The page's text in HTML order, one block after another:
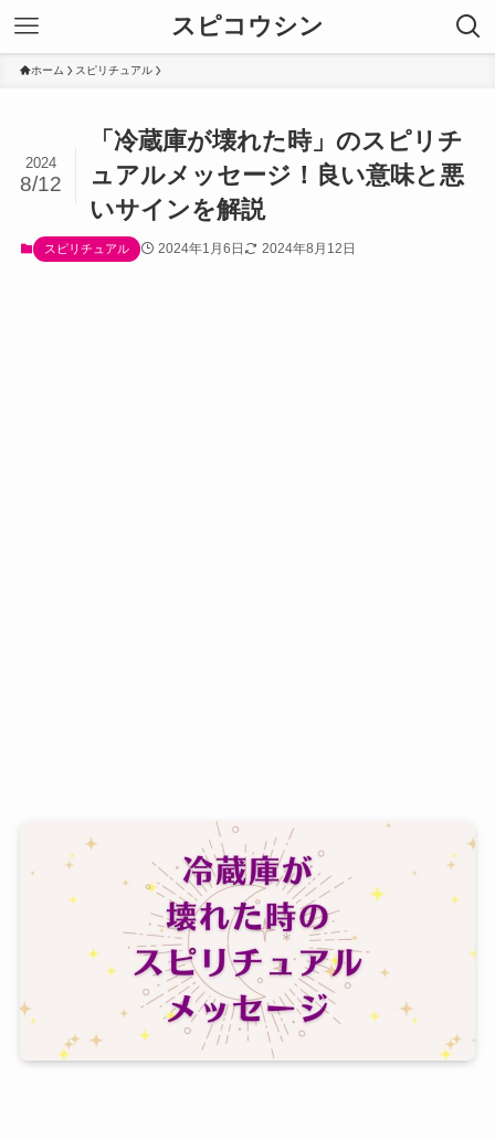
スピコウシン
ホーム スピリチュアル
「冷蔵庫が壊れた時」のスピリチ
ュアルメッセージ！良い意味と悪
いサインを解説
2024
8/12
スピリチュアル 2024年1月6日 2024年8月12日